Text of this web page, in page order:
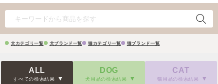
犬カテゴリ一覧 犬ブランド一覧 猫カテゴリ一覧 猫ブランド一覧
ALL
すべての検索結果
DOG
犬用品の検索結果
CAT
猫用品の検索結果